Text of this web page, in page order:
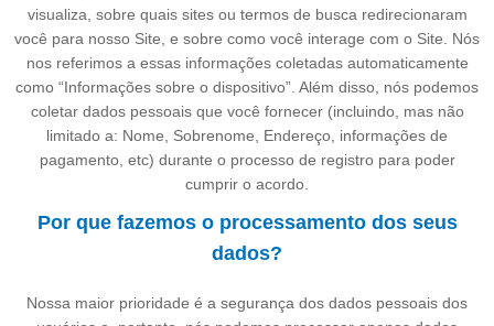
visualiza, sobre quais sites ou termos de busca redirecionaram
você para nosso Site, e sobre como você interage com o Site. Nós
nos referimos a essas informações coletadas automaticamente
como “Informações sobre o dispositivo”. Além disso, nós podemos
coletar dados pessoais que você fornecer (incluindo, mas não
limitado a: Nome, Sobrenome, Endereço, informações de
pagamento, etc) durante o processo de registro para poder
cumprir o acordo.
Por que fazemos o processamento dos seus
dados?
Nossa maior prioridade é a segurança dos dados pessoais dos